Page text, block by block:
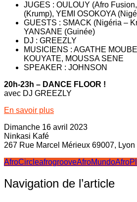
JUGES : OULOUY (Afro
(Krump), YEMI OSOKOYA
GUESTS : SMACK (Nigéria –
YANSANE (Guinée)
DJ : GREEZLY
MUSICIENS : AGATHE
KOUYATE, MOUSSA SENE
SPEAKER : JOHNSON
20h-23h – DANCE FLOOR !
avec DJ GREEZLY
En savoir plus
Dimanche 16 avril 2023
Ninkasi Kafé
267 Rue Marcel Mérieux 69007, Lyon
AfroCircleafrogrooveAfroMundo
Navigation de l’article